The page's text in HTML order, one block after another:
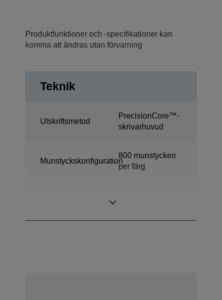
Produktfunktioner och -specifikationer kan
komma att ändras utan förvarning
Teknik
Utskriftsmetod
PrecisionCore™-
skrivarhuvud
Munstyckskonfiguration
800 munstycken
per färg